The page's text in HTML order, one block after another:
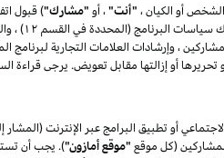
أو الكيان ، "أنت"، أو "مشارك") قبول
"الاتفاقية") دون
، وإرشادات العلامات التجارية
أو تطبيق البرامج عبر الإنترنت (المشار
"موقع أمازون"). يجب أن